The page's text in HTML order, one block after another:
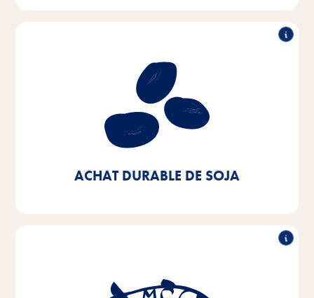
ACHAT DURABLE DE SOJA
Achat durable de soja
Notre objectif est d'acheter du soja d'origine
européenne ou de sources certifiées. Nous voulons y
parvenir à 100% d'ici 2025 - aujourd'hui, nous en
sommes déjà à 90%.
Achat durable de poisson